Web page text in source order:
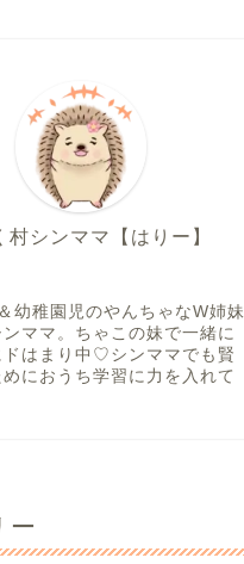
村シンママ【はりー】
幼稚園児のやんちゃなW姉妹
ママ。ちゃこの妹で一緒に
ドはまり中♡シンママでも賢
めにおうち学習に力を入れて
ー